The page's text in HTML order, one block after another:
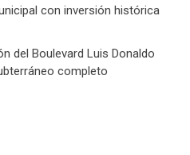
con inversión histórica
del Boulevard Luis Donaldo
completo